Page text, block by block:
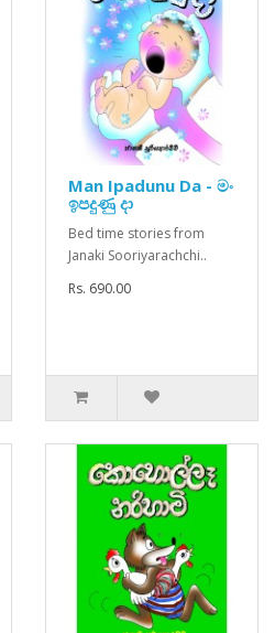
Man Ipadunu Da - මං
ඉපදුණු දා
Bed time stories from
Janaki Sooriyarachchi..
Rs. 690.00